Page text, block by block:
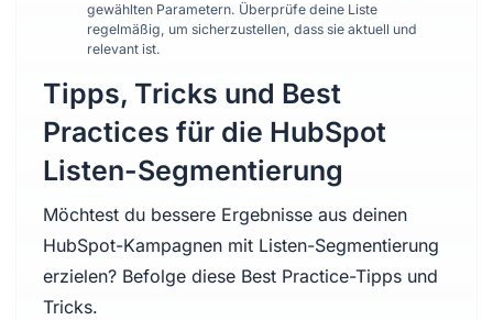
gewählten Parametern. Überprüfe deine Liste
regelmäßig, um sicherzustellen, dass sie aktuell und
relevant ist.
Tipps, Tricks und Best
Practices für die HubSpot
Listen-Segmentierung
Möchtest du bessere Ergebnisse aus deinen
HubSpot-Kampagnen mit Listen-Segmentierung
erzielen? Befolge diese Best Practice-Tipps und
Tricks.